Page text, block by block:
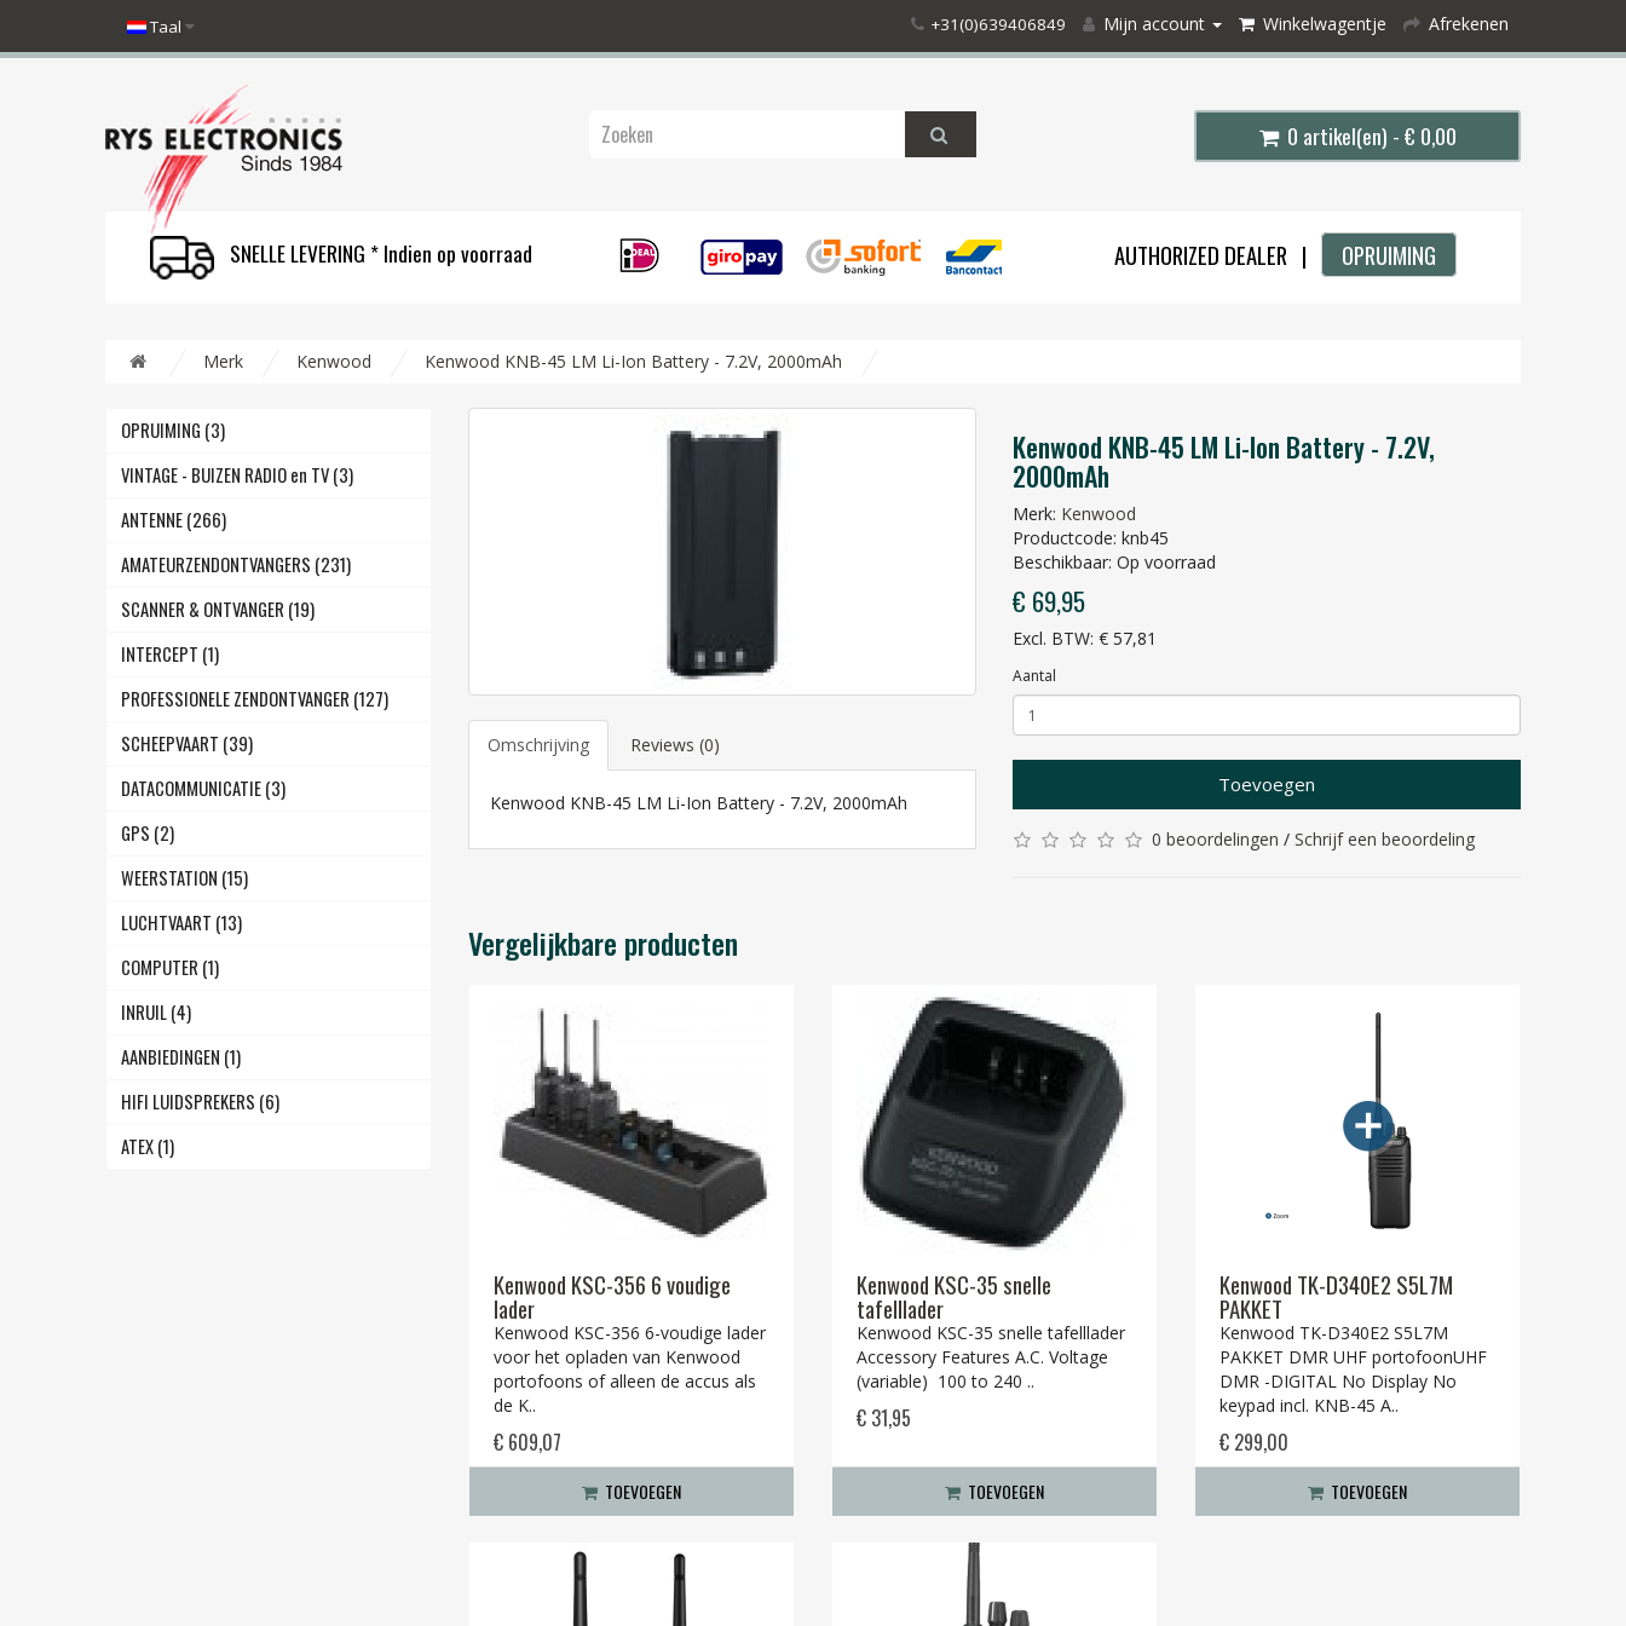
Taal +31(0)639406849 Mijn account Winkelwagentje Afrekenen
0 artikel(en) - € 0,00
SNELLE LEVERING * Indien op voorraad AUTHORIZED DEALER | OPRUIMING
Merk Kenwood Kenwood KNB-45 LM Li-Ion Battery - 7.2V, 2000mAh
OPRUIMING (3)
VINTAGE - BUIZEN RADIO en TV (3)
ANTENNE (266)
AMATEURZENDONTVANGERS (231)
SCANNER & ONTVANGER (19)
INTERCEPT (1)
PROFESSIONELE ZENDONTVANGER (127)
SCHEEPVAART (39)
DATACOMMUNICATIE (3)
GPS (2)
WEERSTATION (15)
LUCHTVAART (13)
COMPUTER (1)
INRUIL (4)
AANBIEDINGEN (1)
HIFI LUIDSPREKERS (6)
ATEX (1)
Omschrijving Reviews (0)
Kenwood KNB-45 LM Li-Ion Battery - 7.2V, 2000mAh
Kenwood KNB-45 LM Li-Ion Battery - 7.2V,
2000mAh
Merk: Kenwood
Productcode: knb45
Beschikbaar: Op voorraad
€ 69,95
Excl. BTW: € 57,81
Aantal
Toevoegen
0 beoordelingen / Schrijf een beoordeling
Vergelijkbare producten
Kenwood KSC-356 6 voudige
lader
Kenwood KSC-356 6-voudige lader
voor het opladen van Kenwood
portofoons of alleen de accus als
de K..
€ 609,07
TOEVOEGEN
Kenwood KSC-35 snelle
tafelllader
Kenwood KSC-35 snelle tafelllader
Accessory Features A.C. Voltage
(variable) 100 to 240 ..
€ 31,95
TOEVOEGEN
Kenwood TK-D340E2 S5L7M
PAKKET
Kenwood TK-D340E2 S5L7M
PAKKET DMR UHF portofoonUHF
DMR -DIGITAL No Display No
keypad incl. KNB-45 A..
€ 299,00
TOEVOEGEN